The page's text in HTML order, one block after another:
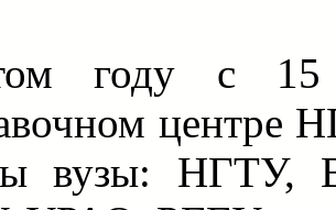
году с
центре
вузы: НГТУ,